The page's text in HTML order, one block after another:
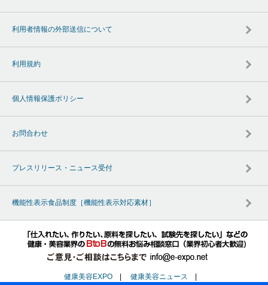
利用者情報の外部送信について
利用規約
個人情報保護ポリシー
お問合わせ
プレスリリース・ニュース受付
機能性表示食品制度［機能性表示対応素材］
健康美容EXPO | 健康美容ニュース
|